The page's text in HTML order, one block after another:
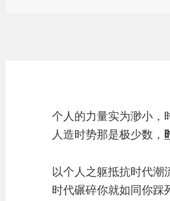
个人的力量实为渺小，
人造时势那是极少数，
以个人之躯抵抗时代潮
时代碾碎你就如同你踩